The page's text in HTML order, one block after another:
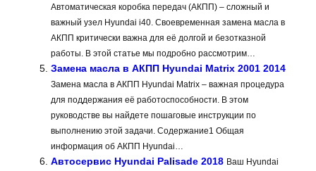
Автоматическая коробка передач (АКПП) – сложный и
важный узел Hyundai i40. Своевременная замена масла в
АКПП критически важна для её долгой и безотказной
работы. В этой статье мы подробно рассмотрим…
Замена масла в АКПП Hyundai Matrix 2001 2014
Замена масла в АКПП Hyundai Matrix – важная процедура
для поддержания её работоспособности. В этом
руководстве вы найдете пошаговые инструкции по
выполнению этой задачи. Содержание1 Общая
информация об АКПП Hyundai…
Автосервис Hyundai Palisade 2018 Ваш Hyundai